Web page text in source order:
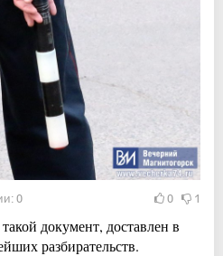
0 0 1
документ, доставлен в
разбирательств.